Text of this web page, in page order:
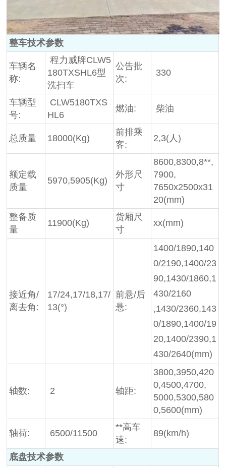
整车技术参数
车辆名
称:
程力威牌CLW5
180TXSHL6型
洗扫车
公告批
次:
330
车辆型
号:
CLW5180TXS
HL6
燃油: 柴油
总质量 18000(Kg)
前排乘
客:
2,3(人)
额定载
质量
5970,5905(Kg)
外形尺
寸
8600,8300,8**,
7900,
7650x2500x31
20(mm)
整备质
量
11900(Kg)
货厢尺
寸
xx(mm)
接近角/
离去角:
17/24,17/18,17/
13(°)
前悬/后
悬:
1400/1890,140
0/2190,1400/23
90,1430/1860,1
430/2160
,1430/2360,143
0/1890,1400/19
20,1400/2390,1
430/2640(mm)
轴数: 2 轴距:
3800,3950,420
0,4500,4700,
5000,5300,580
0,5600(mm)
轴荷: 6500/11500
**高车
速:
89(km/h)
底盘技术参数